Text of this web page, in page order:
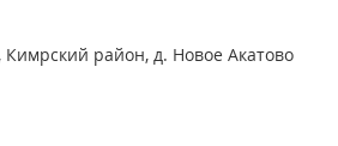
Кимрский район, д. Новое Акатово